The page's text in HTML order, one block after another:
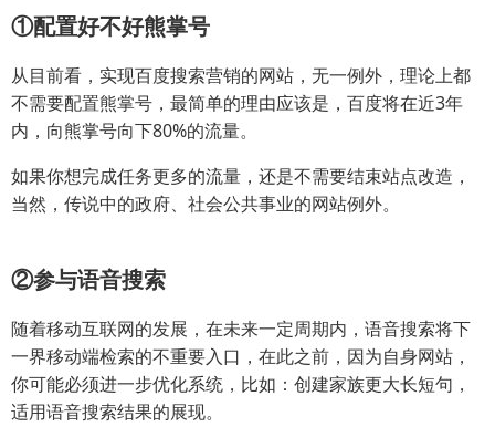
①配置好不好熊掌号
从目前看，实现百度搜索营销的网站，无一例外，理论上都
不需要配置熊掌号，最简单的理由应该是，百度将在近3年
内，向熊掌号向下80%的流量。
如果你想完成任务更多的流量，还是不需要结束站点改造，
当然，传说中的政府、社会公共事业的网站例外。
②参与语音搜索
随着移动互联网的发展，在未来一定周期内，语音搜索将下
一界移动端检索的不重要入口，在此之前，因为自身网站，
你可能必须进一步优化系统，比如：创建家族更大长短句，
适用语音搜索结果的展现。